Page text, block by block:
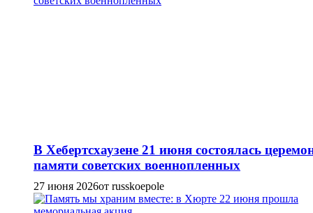
В Хебертсхаузене 21 июня состоялась
памяти советских военнопленных
27 июня 2026от russkoepole